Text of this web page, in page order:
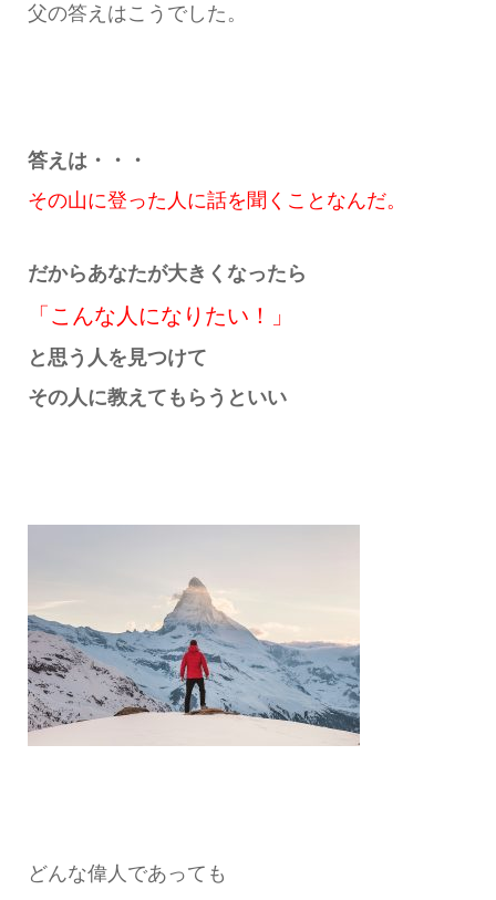
父の答えはこうでした。
答えは・・・
その山に登った人に話を聞くことなんだ。
だからあなたが大きくなったら
「こんな人になりたい！」
と思う人を見つけて
その人に教えてもらうといい
どんな偉人であっても